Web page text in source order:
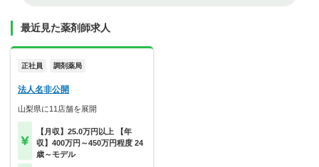
最近見た薬剤師求人
正社員 調剤薬局
法人名非公開
山梨県に11店舗を展開
【月収】25.0万円以上 【年
収】400万円～450万円程度 24
歳～モデル